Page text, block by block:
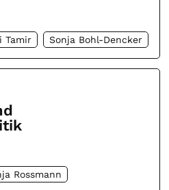
Tamir Sonja Bohl-Dencker
Rossmann